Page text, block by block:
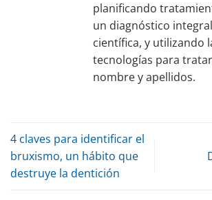
planificando
un diagnóstico
científica, y utilizando
tecnologías para
nombre y apellidos.
4 claves para identificar el
bruxismo, un hábito que
destruye la dentición